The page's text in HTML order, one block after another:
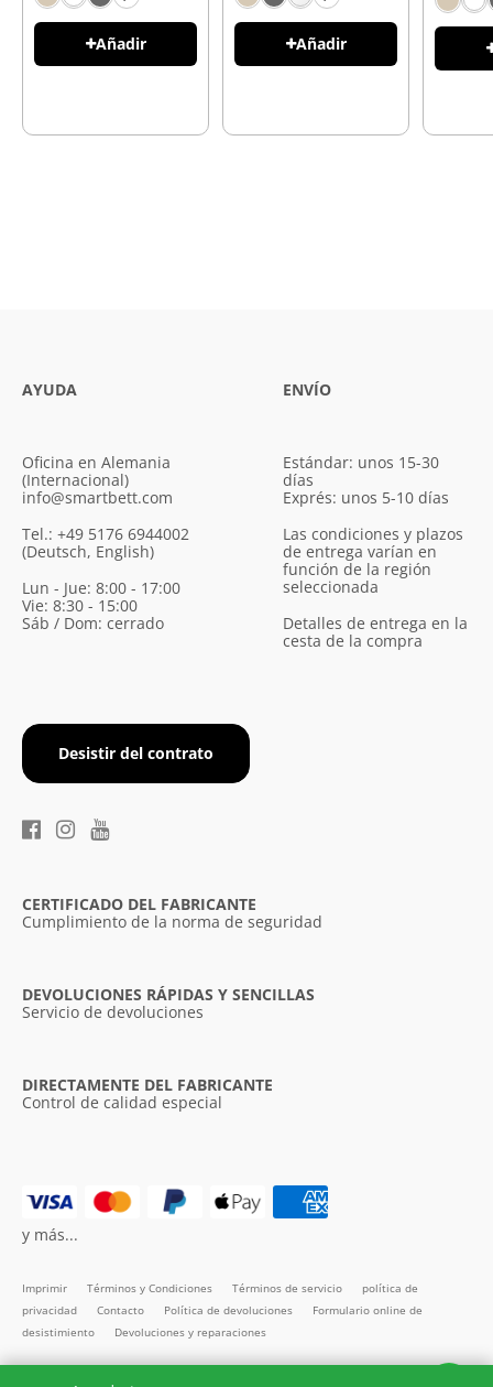
Añadir Añadir
AYUDA
Oficina en Alemania
(Internacional)
info@smartbett.com
Tel.: +49 5176 6944002
(Deutsch, English)
Lun - Jue: 8:00 - 17:00
Vie: 8:30 - 15:00
Sáb / Dom: cerrado
Desistir del contrato
ENVÍO
Estándar: unos 15-30
días
Exprés: unos 5-10 días
Las condiciones y plazos
de entrega varían en
función de la región
seleccionada
Detalles de entrega en la
cesta de la compra
CERTIFICADO DEL FABRICANTE
Cumplimiento de la norma de seguridad
DEVOLUCIONES RÁPIDAS Y SENCILLAS
Servicio de devoluciones
DIRECTAMENTE DEL FABRICANTE
Control de calidad especial
Imprimir Términos y Condiciones Términos de servicio
política de
privacidad
Contacto Política de devoluciones
Formulario online de
desistimiento
Devoluciones y reparaciones
Todos los precios incl. IVA
y más...